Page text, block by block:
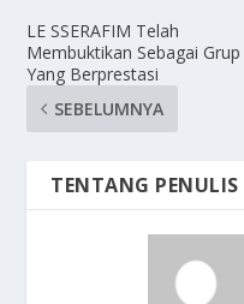
LE SSERAFIM Telah
Membuktikan Sebagai Grup
Yang Berprestasi
SEBELUMNYA
TENTANG PENULIS